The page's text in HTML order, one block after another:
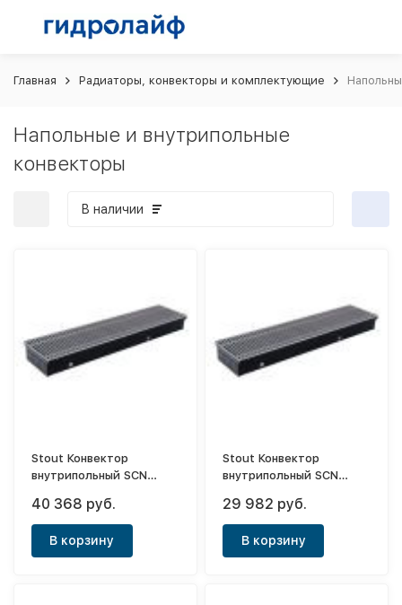
Главная Радиаторы, конвекторы и комплектующие
Напольные и внутрипольные
конвекторы
В наличии
Stout Конвектор
внутрипольный SCN
естественной
конвекцией)
40 368 руб.
В корзину
Stout Конвектор
внутрипольный SCN
естественной
конвекцией)
29 982 руб.
В корзину